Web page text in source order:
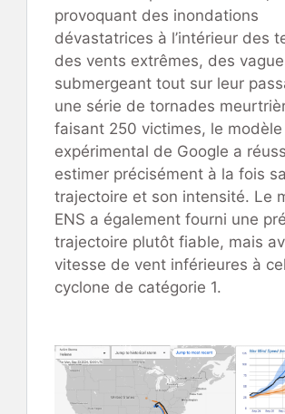
provoquant des inondations
dévastatrices à l’intérieur des
des vents extrêmes, des
submergeant tout sur leur
une série de tornades
faisant 250 victimes, le modèle
expérimental de Google a
estimer précisément à la fois sa
trajectoire et son intensité. Le
ENS a également fourni une
trajectoire plutôt fiable, mais
vitesse de vent inférieures à
cyclone de catégorie 1.